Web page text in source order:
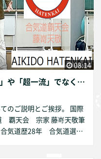
08:14
合気道覇天会の理念 「天才」や「超一流」でなくとも「普通の人が普通に強くなれる合気道」の実現に向けて 覇天会筆頭師範ご挨拶
のご説明とご挨拶。 国際
覇天会 宗家 藤嵜天敬筆
気道歴28年 合気道選手